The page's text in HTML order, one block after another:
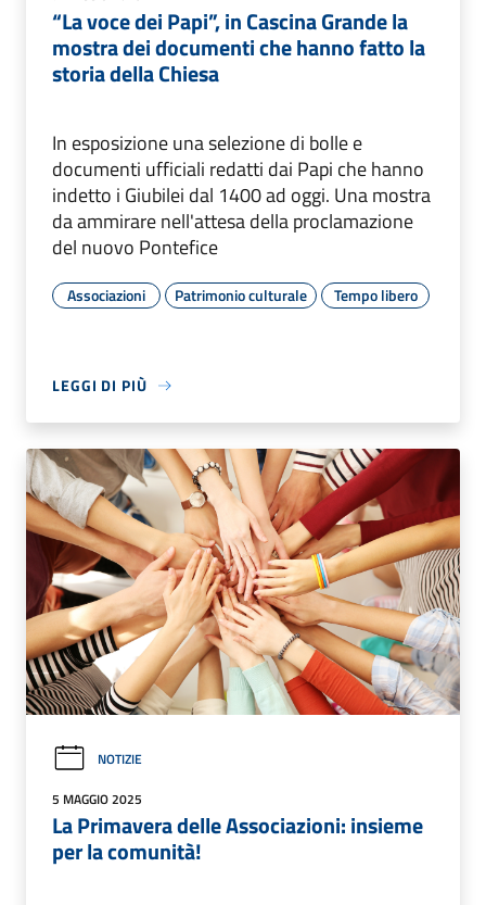
“La voce dei Papi”, in Cascina Grande la
mostra dei documenti che hanno fatto la
storia della Chiesa
In esposizione una selezione di bolle e
documenti ufficiali redatti dai Papi che hanno
indetto i Giubilei dal 1400 ad oggi. Una mostra
da ammirare nell'attesa della proclamazione
del nuovo Pontefice
Associazioni Patrimonio culturale Tempo libero
LEGGI DI PIÙ
NOTIZIE
5 MAGGIO 2025
La Primavera delle Associazioni: insieme
per la comunità!